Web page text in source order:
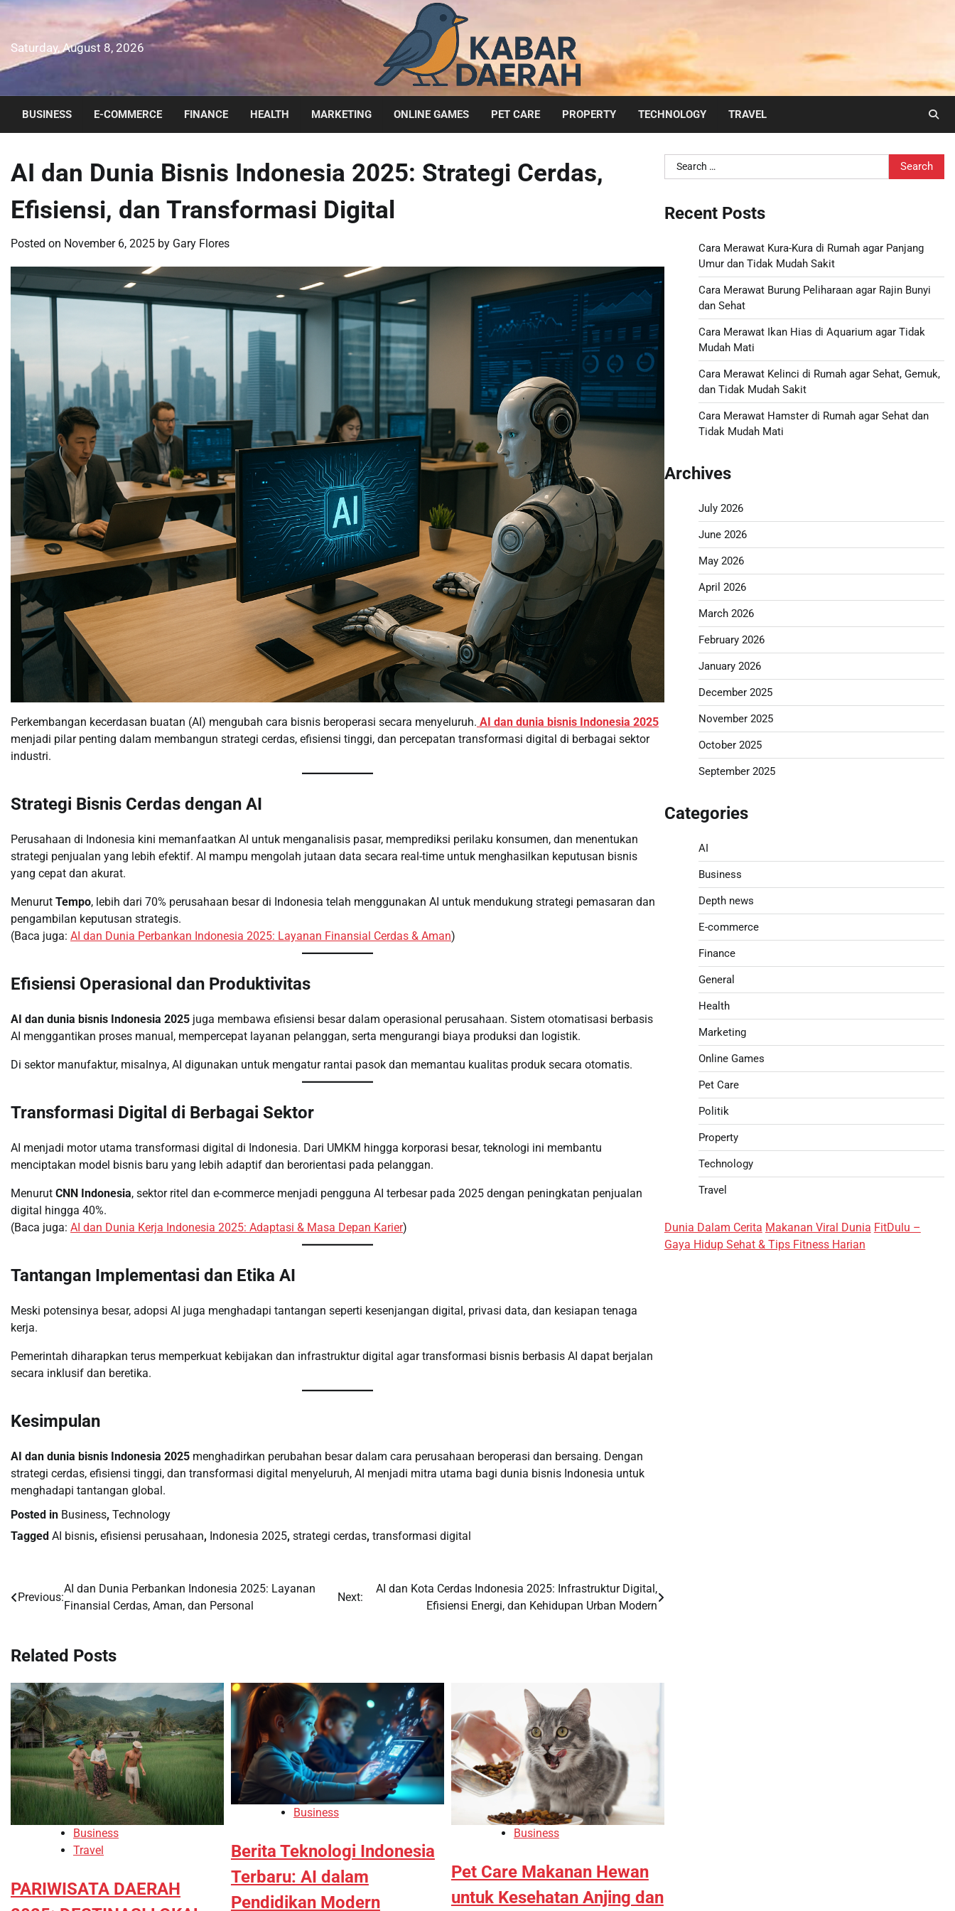
Skip
content
Saturday, August 8, 2026
BUSINESS E-COMMERCE FINANCE HEALTH MARKETING ONLINE GAMES PET CARE PROPERTY TECHNOLOGY TRAVEL
AI dan Dunia Bisnis Indonesia 2025: Strategi Cerdas,
Efisiensi, dan Transformasi Digital
Posted on November 6, 2025 by Gary Flores
Perkembangan kecerdasan buatan (AI) mengubah cara bisnis beroperasi secara menyeluruh. AI dan dunia bisnis Indonesia 2025
menjadi pilar penting dalam membangun strategi cerdas, efisiensi tinggi, dan percepatan transformasi digital di berbagai sektor
industri.
Strategi Bisnis Cerdas dengan AI
Perusahaan di Indonesia kini memanfaatkan AI untuk menganalisis pasar, memprediksi perilaku konsumen, dan menentukan
strategi penjualan yang lebih efektif. AI mampu mengolah jutaan data secara real-time untuk menghasilkan keputusan bisnis
yang cepat dan akurat.
Menurut Tempo, lebih dari 70% perusahaan besar di Indonesia telah menggunakan AI untuk mendukung strategi pemasaran dan
pengambilan keputusan strategis.
(Baca juga: AI dan Dunia Perbankan Indonesia 2025: Layanan Finansial Cerdas & Aman)
Efisiensi Operasional dan Produktivitas
AI dan dunia bisnis Indonesia 2025 juga membawa efisiensi besar dalam operasional perusahaan. Sistem otomatisasi berbasis
AI menggantikan proses manual, mempercepat layanan pelanggan, serta mengurangi biaya produksi dan logistik.
Di sektor manufaktur, misalnya, AI digunakan untuk mengatur rantai pasok dan memantau kualitas produk secara otomatis.
Transformasi Digital di Berbagai Sektor
AI menjadi motor utama transformasi digital di Indonesia. Dari UMKM hingga korporasi besar, teknologi ini membantu
menciptakan model bisnis baru yang lebih adaptif dan berorientasi pada pelanggan.
Menurut CNN Indonesia, sektor ritel dan e-commerce menjadi pengguna AI terbesar pada 2025 dengan peningkatan penjualan
digital hingga 40%.
(Baca juga: AI dan Dunia Kerja Indonesia 2025: Adaptasi & Masa Depan Karier)
Tantangan Implementasi dan Etika AI
Meski potensinya besar, adopsi AI juga menghadapi tantangan seperti kesenjangan digital, privasi data, dan kesiapan tenaga
kerja.
Pemerintah diharapkan terus memperkuat kebijakan dan infrastruktur digital agar transformasi bisnis berbasis AI dapat berjalan
secara inklusif dan beretika.
Kesimpulan
AI dan dunia bisnis Indonesia 2025 menghadirkan perubahan besar dalam cara perusahaan beroperasi dan bersaing. Dengan
strategi cerdas, efisiensi tinggi, dan transformasi digital menyeluruh, AI menjadi mitra utama bagi dunia bisnis Indonesia untuk
menghadapi tantangan global.
Posted in Business, Technology
Tagged AI bisnis, efisiensi perusahaan, Indonesia 2025, strategi cerdas, transformasi digital
Post
Previous:
AI dan Dunia Perbankan Indonesia 2025: Layanan
Finansial Cerdas, Aman, dan Personal
Next:
AI dan Kota Cerdas Indonesia 2025: Infrastruktur Digital,
Efisiensi Energi, dan Kehidupan Urban Modern
Related Posts
Business
Travel
PARIWISATA DAERAH
Business
Berita Teknologi Indonesia
Terbaru: AI dalam
Pendidikan Modern
Business
Pet Care Makanan Hewan
untuk Kesehatan Anjing dan
Search
for:
Recent Posts
Cara Merawat Kura-Kura di Rumah agar Panjang
Umur dan Tidak Mudah Sakit
Cara Merawat Burung Peliharaan agar Rajin Bunyi
dan Sehat
Cara Merawat Ikan Hias di Aquarium agar Tidak
Mudah Mati
Cara Merawat Kelinci di Rumah agar Sehat, Gemuk,
dan Tidak Mudah Sakit
Cara Merawat Hamster di Rumah agar Sehat dan
Tidak Mudah Mati
Archives
July 2026
June 2026
May 2026
April 2026
March 2026
February 2026
January 2026
December 2025
November 2025
October 2025
September 2025
Categories
AI
Business
Depth news
E-commerce
Finance
General
Health
Marketing
Online Games
Pet Care
Politik
Property
Technology
Travel
Dunia Dalam Cerita Makanan Viral Dunia FitDulu –
Gaya Hidup Sehat & Tips Fitness Harian